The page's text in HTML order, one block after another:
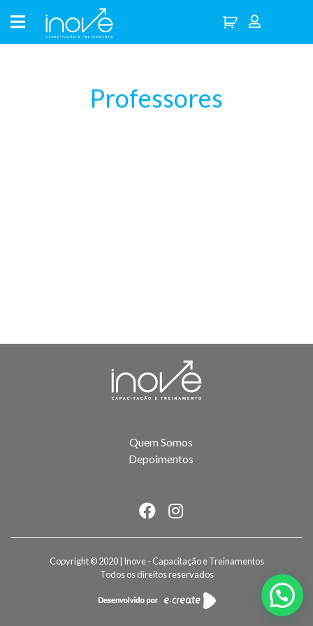
Professores
Quem Somos
Depoimentos
Copyright © 2020 | Inove - Capacitação e Treinamentos
Todos os direitos reservados